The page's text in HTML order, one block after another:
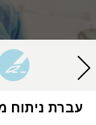
עברת ניתוח